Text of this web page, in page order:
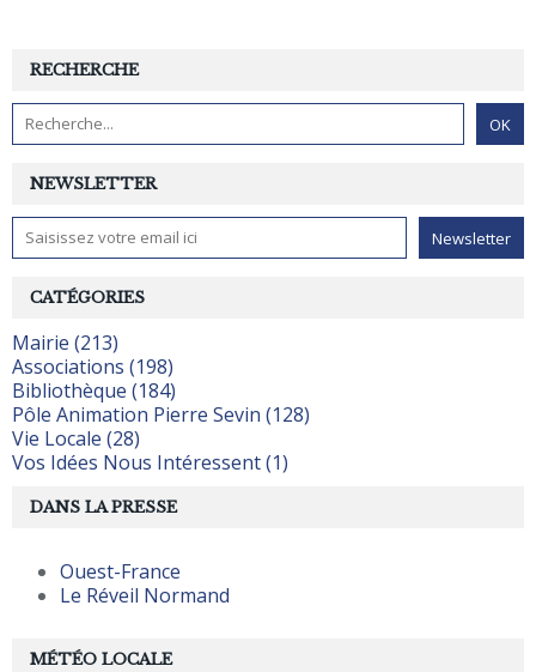
NEWSLETTER
RECHERCHE
CATÉGORIES
Mairie (213)
Associations (198)
Bibliothèque (184)
Pôle Animation Pierre Sevin (128)
Vie Locale (28)
Vos Idées Nous Intéressent (1)
MÉTÉO LOCALE
DANS LA PRESSE
Ouest-France
Le Réveil Normand